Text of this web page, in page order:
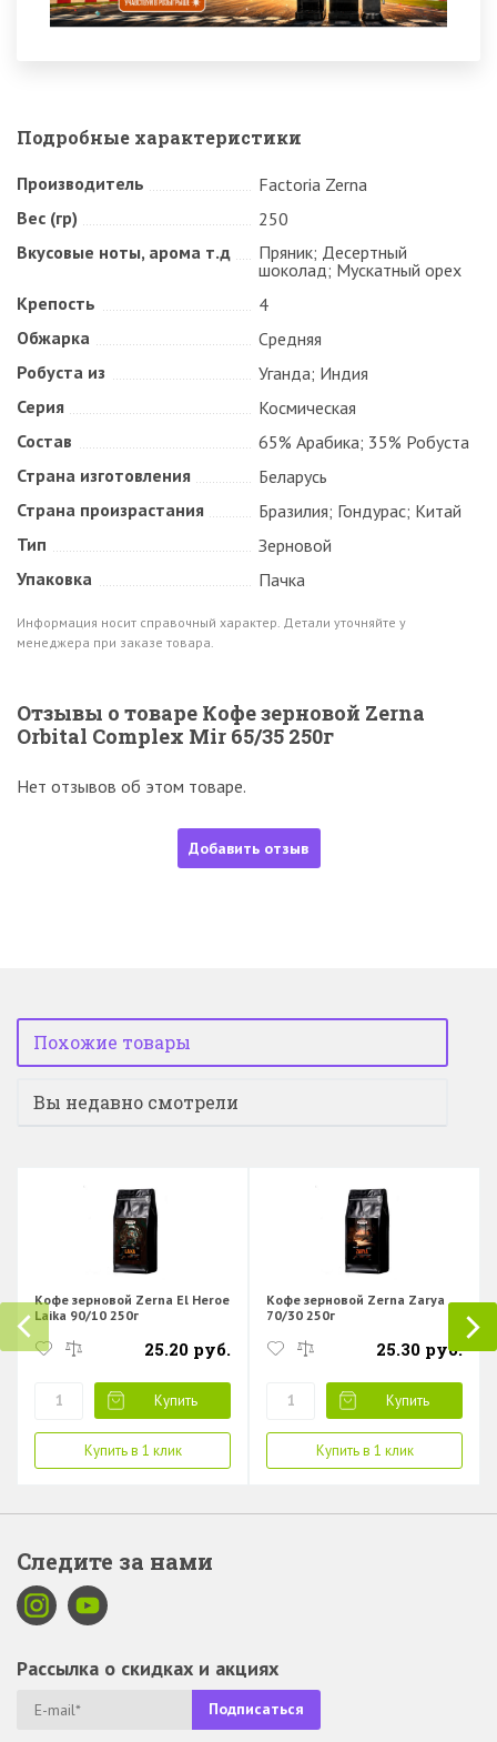
Подробные характеристики
Производитель
Factoria Zerna
Вес (гр)
250
Вкусовые ноты, арома т.д
Пряник; Десертный
шоколад; Мускатный орех
Крепость
4
Обжарка
Средняя
Робуста из
Уганда; Индия
Серия
Космическая
Состав
65% Арабика; 35% Робуста
Страна изготовления
Беларусь
Страна произрастания
Бразилия; Гондурас; Китай
Тип
Зерновой
Упаковка
Пачка
Информация носит справочный характер. Детали уточняйте у
менеджера при заказе товара.
Отзывы о товаре Кофе зерновой Zerna
Orbital Complex Mir 65/35 250г
Нет отзывов об этом товаре.
Добавить отзыв
Похожие товары
Вы недавно смотрели
Кофе зерновой Zerna El Heroe
Laika 90/10 250г
25.20 руб.
Купить
Купить в 1 клик
Кофе зерновой Zerna Zarya
70/30 250г
25.30 руб.
Купить
Купить в 1 клик
Следите за нами
Рассылка о скидках и акциях